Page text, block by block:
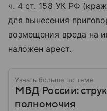
ч. 4 ст. 158 УК РФ
для вынесения
возмещения вреда на
наложен арест.
Узнать больше по теме
МВД России:
полномочия